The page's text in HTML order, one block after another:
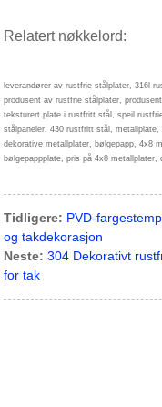
Relatert nøkkelord:
leverandører av rustfrie stålplater, 316l
produsent av rustfrie stålplater,
teksturert plate i rustfritt stål, speil
stålpaneler, 430 rustfritt stål,
dekorative metallplater, bølgepapp, 4x8
bølgepappplate, pris på 4x8
Tidligere: PVD-
og takdekorasjon
Neste: 304 Dekorativt
for tak